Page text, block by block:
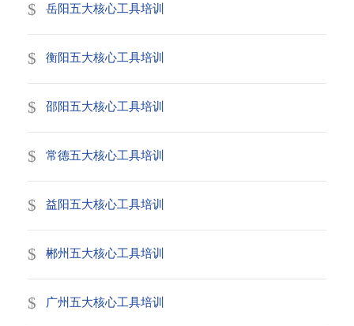
岳阳五大核心工具培训
衡阳五大核心工具培训
邵阳五大核心工具培训
常德五大核心工具培训
益阳五大核心工具培训
郴州五大核心工具培训
广州五大核心工具培训